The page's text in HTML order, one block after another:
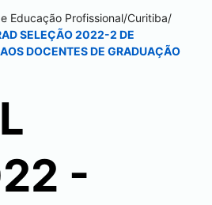
Educação Profissional/Curitiba/
SELEÇÃO 2022-2 DE
DOCENTES DE GRADUAÇÃO
-